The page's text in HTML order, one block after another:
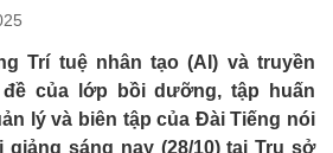
Trí tuệ nhân tạo (AI) và truyền
của lớp bồi dưỡng, tập huấn
lý và biên tập của Đài Tiếng nói
sáng nay (28/10) tại Trụ sở